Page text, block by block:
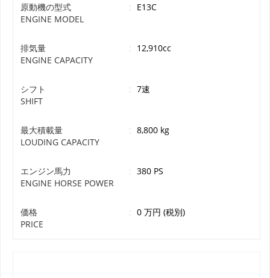
原動機の型式
ENGINE MODEL
: E13C
排気量
ENGINE CAPACITY
: 12,910cc
シフト
SHIFT
: 7速
最大積載量
LOUDING CAPACITY
: 8,800 kg
エンジン馬力
ENGINE HORSE POWER
: 380 PS
価格
PRICE
: 0 万円 (税別)